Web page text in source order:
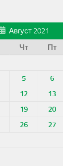
Август 2021
Чт Пт
5 6
12 13
19 20
26 27